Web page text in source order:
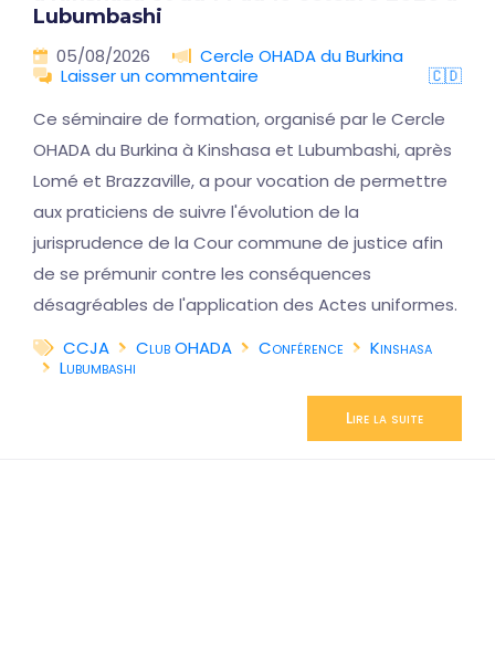
Lubumbashi
05/08/2026
Cercle OHADA du Burkina
Laisser un commentaire
🇨🇩
Ce séminaire de formation, organisé par le Cercle
OHADA du Burkina à Kinshasa et Lubumbashi, après
Lomé et Brazzaville, a pour vocation de permettre
aux praticiens de suivre l'évolution de la
jurisprudence de la Cour commune de justice afin
de se prémunir contre les conséquences
désagréables de l'application des Actes uniformes.
CCJA
Club OHADA Conférence
Kinshasa
Lubumbashi
Lire la suite